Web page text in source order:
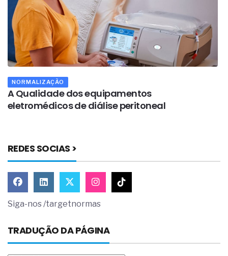
NORMALIZAÇÃO
A Qualidade dos equipamentos
eletromédicos de diálise peritoneal
REDES SOCIAS >
Siga-nos /targetnormas
TRADUÇÃO DA PÁGINA